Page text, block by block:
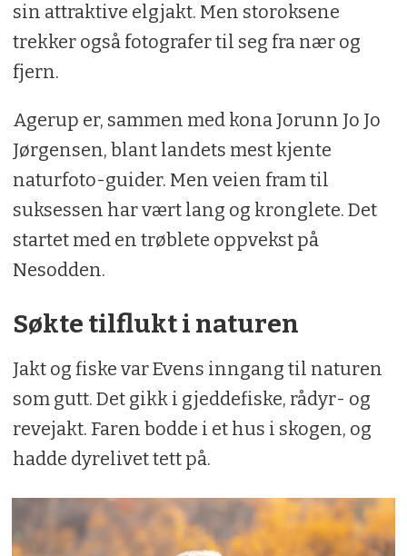
sin attraktive elgjakt. Men storoksene
trekker også fotografer til seg fra nær og
fjern.
Agerup er, sammen med kona Jorunn Jo Jo
Jørgensen, blant landets mest kjente
naturfoto-guider. Men veien fram til
suksessen har vært lang og kronglete. Det
startet med en trøblete oppvekst på
Nesodden.
Søkte tilflukt i naturen
Jakt og fiske var Evens inngang til naturen
som gutt. Det gikk i gjeddefiske, rådyr- og
revejakt. Faren bodde i et hus i skogen, og
hadde dyrelivet tett på.